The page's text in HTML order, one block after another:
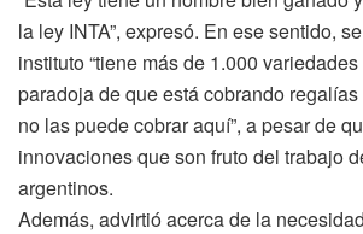
la ley INTA”, expresó. En ese sentido,
instituto “tiene más de 1.000
paradoja de que está cobrando
no las puede cobrar aquí”, a pesar de
innovaciones que son fruto del trabajo
argentinos.
Además, advirtió acerca de la